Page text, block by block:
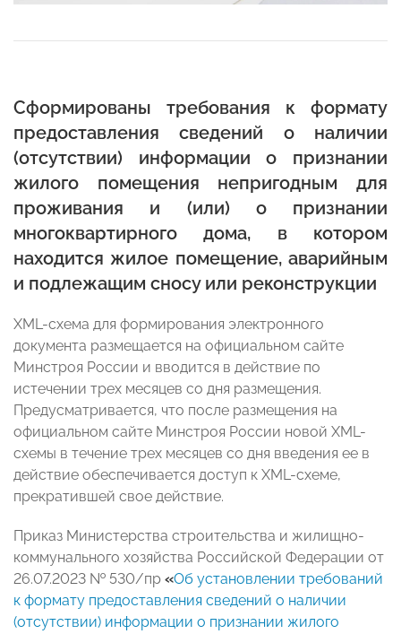
Сформированы требования к формату
предоставления сведений о наличии
(отсутствии) информации о признании
жилого помещения непригодным для
проживания и (или) о признании
многоквартирного дома, в котором
находится жилое помещение, аварийным
и подлежащим сносу или реконструкции
XML-схема для формирования электронного
документа размещается на официальном сайте
Минстроя России и вводится в действие по
истечении трех месяцев со дня размещения.
Предусматривается, что после размещения на
официальном сайте Минстроя России новой XML-
схемы в течение трех месяцев со дня введения ее в
действие обеспечивается доступ к XML-схеме,
прекратившей свое действие.
Приказ Министерства строительства и жилищно-
коммунального хозяйства Российской Федерации от
26.07.2023 № 530/пр «Об установлении требований
к формату предоставления сведений о наличии
(отсутствии) информации о признании жилого